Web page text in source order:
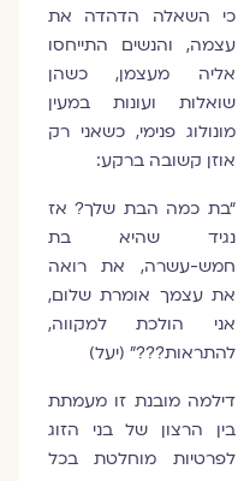
כי השאלה הדהדה את
עצמה, והנשים התייחסו
אליה מעצמן, כשהן
שואלות ועונות במעין
מונולוג פנימי, כשאני רק
אוזן קשובה ברקע:
“בת כמה הבת שלך? אז
נגיד שהיא בת
חמש-עשרה, את רואה
את עצמך אומרת שלום,
אני הולכת למקווה,
להתראות???” (יעל)
דילמה מובנת זו מעמתת
בין הרצון של בני הזוג
לפרטיות מוחלטת בכל